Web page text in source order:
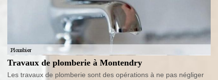
Travaux de plomberie à Montendry
Les travaux de plomberie sont des opérations à ne pas négliger